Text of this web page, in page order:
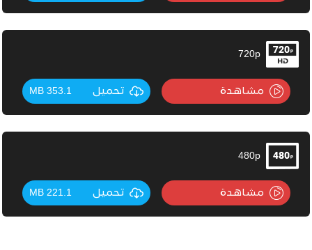
720p
مشاهدة تحميل 353.1 MB
480p
مشاهدة تحميل 221.1 MB